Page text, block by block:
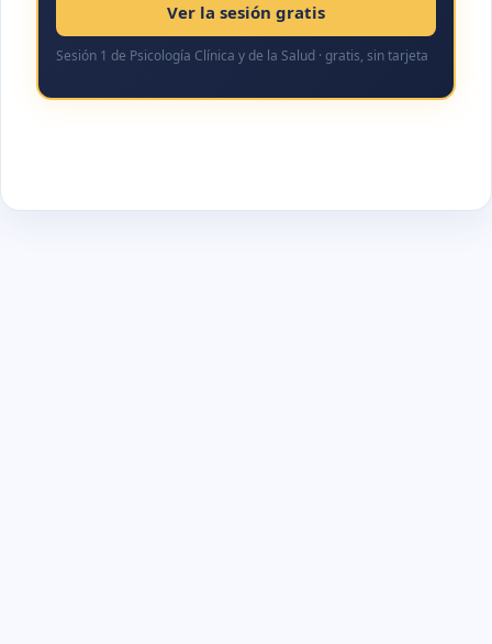
Ver la sesión gratis
Sesión 1 de Psicología Clínica y de la Salud · gratis, sin tarjeta